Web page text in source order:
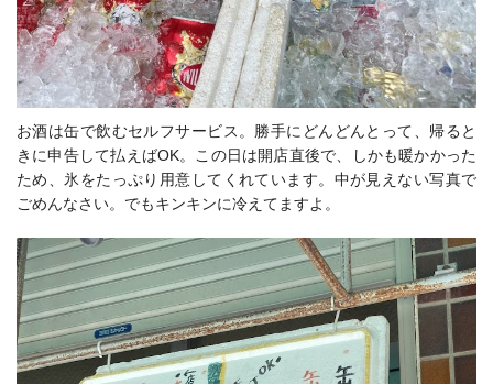
お酒は缶で飲むセルフサービス。勝手にどんどんとって、帰ると
きに申告して払えばOK。この日は開店直後で、しかも暖かかった
ため、氷をたっぷり用意してくれています。中が見えない写真で
ごめんなさい。でもキンキンに冷えてますよ。